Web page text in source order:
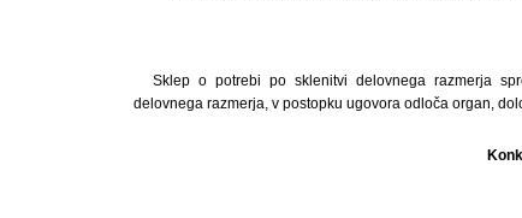
Sklep o potrebi po sklenitvi delovnega razmerja
delovnega razmerja, v postopku ugovora odloča organ,